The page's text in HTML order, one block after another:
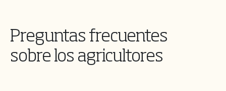
INGLÉS TODOS MATERIALES E INSUMOS
Preguntas frecuentes
sobre los agricultores